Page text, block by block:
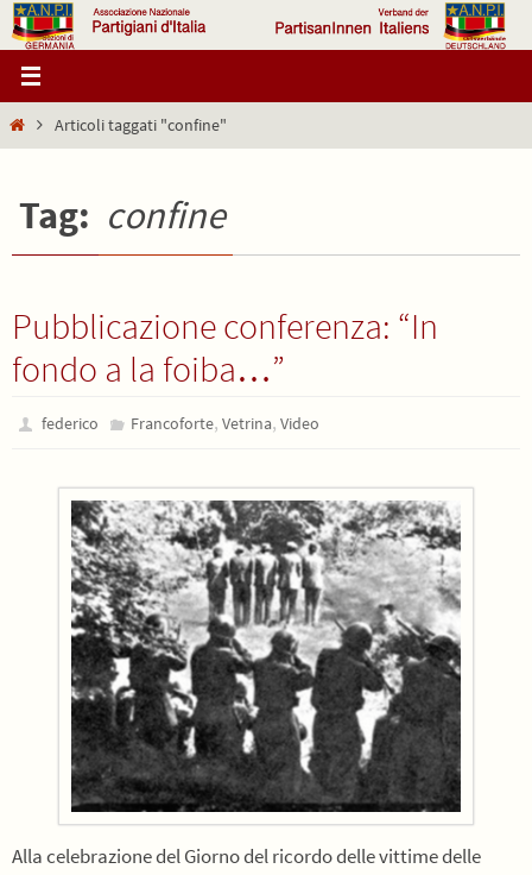
Salta
al
contenuto
HomeArticoli taggati "confine"
Tag: confine
Pubblicazione conferenza: “In
fondo a la foiba…”
federico Francoforte, Vetrina, Video
Alla celebrazione del Giorno del ricordo delle vittime delle